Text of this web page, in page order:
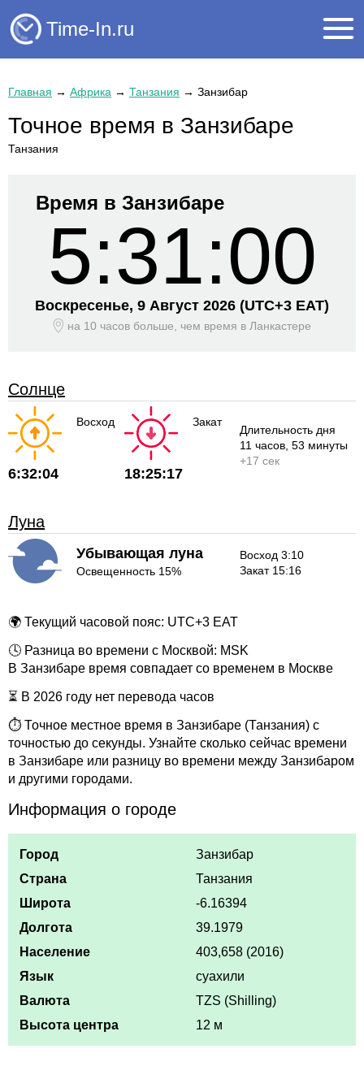
Time-In.ru
Главная → Африка → Танзания → Занзибар
Точное время в Занзибаре
Танзания
Время в Занзибаре
5:31:00
Воскресенье, 9 Август 2026 (UTC+3 EAT)
на 10 часов больше, чем время в Ланкастере
Солнце
Восход
6:32:04
Закат
18:25:17
Длительность дня
11 часов , 53 минуты
+17 сек
Луна
Убывающая луна
Освещенность 15%
Восход 3:10
Закат 15:16
🌍 Текущий часовой пояс: UTC+3 EAT
🕓 Разница во времени с Москвой: MSK
В Занзибаре время совпадает со временем в Москве
⏳ В 2026 году нет перевода часов
⏱ Точное местное время в Занзибаре (Танзания) с
точностью до секунды. Узнайте сколько сейчас времени
в Занзибаре или разницу во времени между Занзибаром
и другими городами.
Информация о городе
Город
Занзибар
Страна
Танзания
Широта
-6.16394
Долгота
39.1979
Население
403,658 (2016)
Язык
суахили
Валюта
TZS (Shilling)
Высота центра
12 м